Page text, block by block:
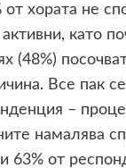
от хората не
като
(48%)
Все пак
–
намалява
63% от